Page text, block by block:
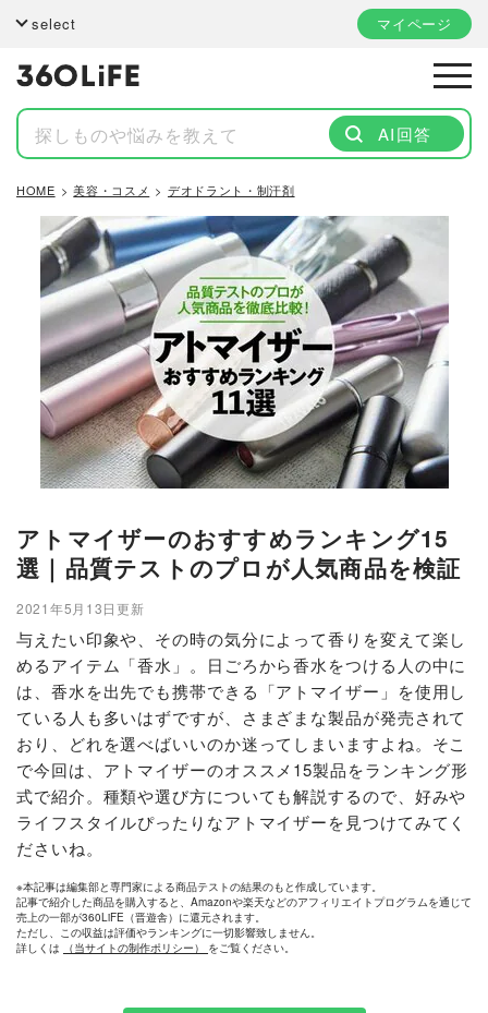
select マイページ
AI回答
HOME 美容・コスメ デオドラント・制汗剤
アトマイザーのおすすめランキング15
選｜品質テストのプロが人気商品を検証
2021年5月13日更新
与えたい印象や、その時の気分によって香りを変えて楽し
めるアイテム「香水」。日ごろから香水をつける人の中に
は、香水を出先でも携帯できる「アトマイザー」を使用し
ている人も多いはずですが、さまざまな製品が発売されて
おり、どれを選べばいいのか迷ってしまいますよね。そこ
で今回は、アトマイザーのオススメ15製品をランキング形
式で紹介。種類や選び方についても解説するので、好みや
ライフスタイルぴったりなアトマイザーを見つけてみてく
ださいね。
※本記事は編集部と専門家による商品テストの結果のもと作成しています。
記事で紹介した商品を購入すると、Amazonや楽天などのアフィリエイトプログラムを通じて
売上の一部が360LiFE（晋遊舎）に還元されます。
ただし、この収益は評価やランキングに一切影響致しません。
詳しくは
（当サイトの制作ポリシー） をご覧ください。